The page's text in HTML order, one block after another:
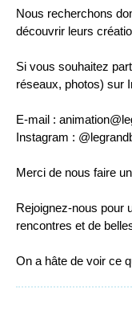
Nous recherchons
découvrir leurs
Si vous souhaitez
réseaux, photos) sur
E-mail :
Instagram :
Merci de nous faire
Rejoignez-nous pour
rencontres et de
On a hâte de voir ce